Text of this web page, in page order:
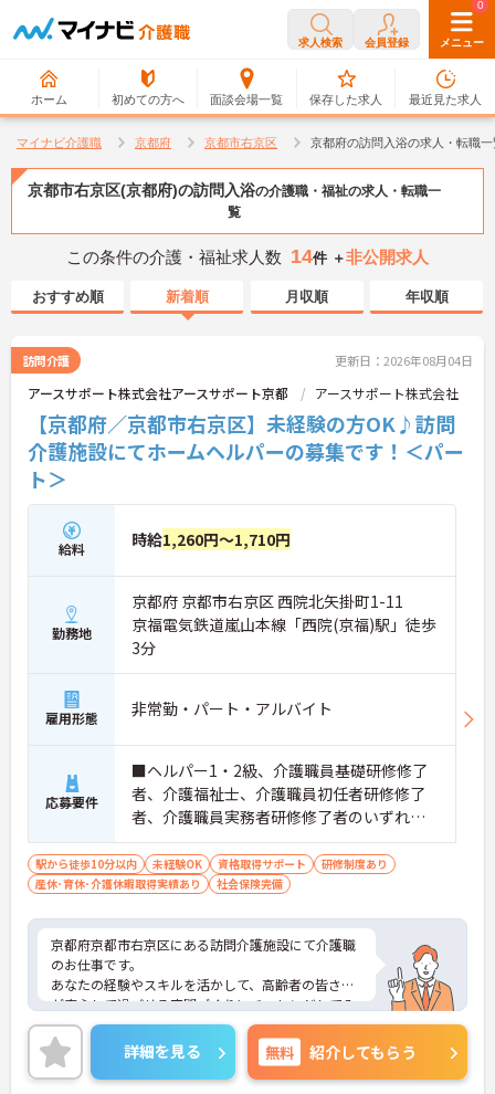
求人検索 会員登録 メニュー
ホーム 初めての方へ 面談会場一覧
0
保存した求人
0
最近見た求人
マイナビ介護職 京都府 京都市右京区 京都府の訪問入浴の求人・転職一
京都市右京区(京都府)の訪問入浴の介護職・福祉の求人・転職一
覧
この条件の介護・福祉求人数 14件 ＋非公開求人
おすすめ順 新着順 月収順 年収順
訪問介護 更新日：2026年08月04日
アースサポート株式会社アースサポート京都 アースサポート株式会社
【京都府／京都市右京区】未経験の方OK♪訪問
介護施設にてホームヘルパーの募集です！＜パー
ト＞
給料 時給1,260円～1,710円
勤務地
京都府 京都市右京区 西院北矢掛町1-11
京福電気鉄道嵐山本線「西院(京福)駅」徒歩
3分
雇用形態 非常勤・パート・アルバイト
応募要件
■ヘルパー1・2級、介護職員基礎研修修了
者、介護福祉士、介護職員初任者研修修了
者、介護職員実務者研修修了者のいずれか
の資格 ■未経験の方OK
駅から徒歩10分以内 未経験OK 資格取得サポート
研修制度あり
産休･育休･介護休暇取得実績あり
社会保険完備
京都府京都市右京区にある訪問介護施設にて介護職
のお仕事です。
あなたの経験やスキルを活かして、高齢者の皆さま
が安心して過ごせる空間づくりにチャレンジしてみ
ませんか？
ご興味ある方には、面接対策ポイントなど、さらに
詳細をお話しいたしますのでお気軽にご相談くださ
い。
詳細を見る 無料 紹介してもらう